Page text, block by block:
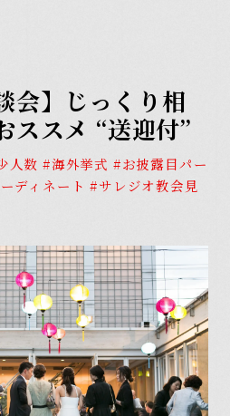
会社概要
会】じっくり相
ススメ “送迎付”
人数 #海外挙式 #お披露目パー
ディネート #サレジオ教会見